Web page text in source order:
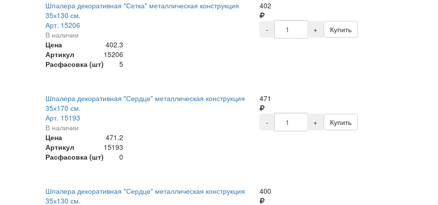
Шпалера декоративная "Сетка" металлическая конструкция
35х130 см.
Арт. 15206
В наличии
Цена
402.3
Артикул
15206
Расфасовка (шт)
5
402
- + Купить
Шпалера декоративная "Сердце" металлическая конструкция
35х170 см.
Арт. 15193
В наличии
Цена
471.2
Артикул
15193
Расфасовка (шт)
0
471
- + Купить
Шпалера декоративная "Сердце" металлическая конструкция
35х130 см.
400